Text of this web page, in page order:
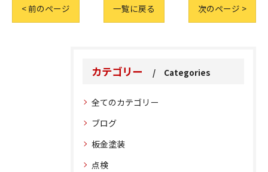
< 前のページ 一覧に戻る 次のページ >
カテゴリー Categories
全てのカテゴリー
ブログ
板金塗装
点検